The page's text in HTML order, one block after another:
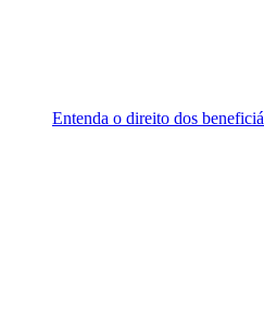
Entenda o direito dos